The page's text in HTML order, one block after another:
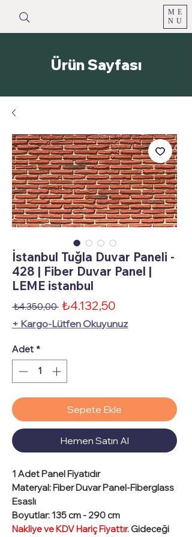
ME
NU
Ürün Sayfası
İstanbul Tuğla Duvar Paneli -
428 | Fiber Duvar Panel |
LEME istanbul
₺4.350,00 Normal
Fiyat
₺4.132,50
+ Kargo-Lütfen Okuyunuz
Adet *
Sepete Ekle
Hemen Satın Al
1 AdetPanel Fiyatıdır
Materyal: Fiber Duvar Panel-Fiberglass
Esaslı
Boyutlar: 135 cm - 290 cm
Nakliye ve KDV Hariç Fiyattır.Gideceği